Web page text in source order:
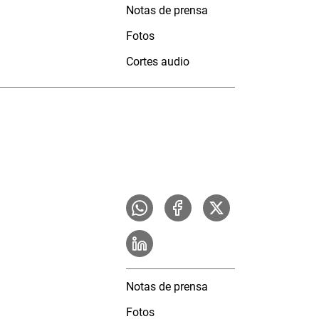
Notas de prensa
Fotos
Cortes audio
Notas de prensa
Fotos